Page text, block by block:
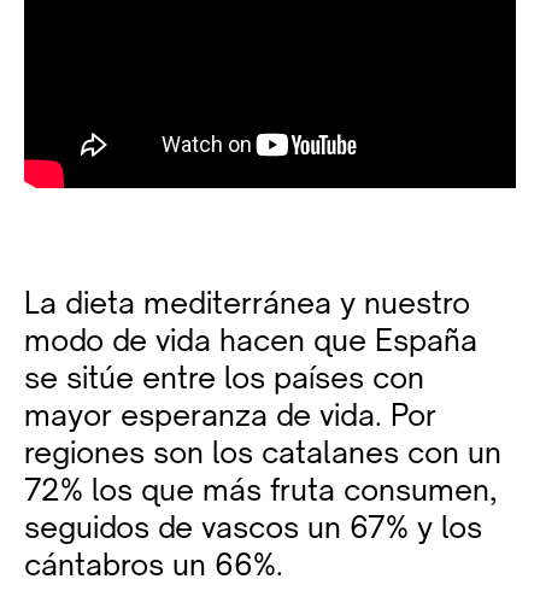
La dieta mediterránea y nuestro
modo de vida hacen que España
se sitúe entre los países con
mayor esperanza de vida. Por
regiones son los catalanes con un
72% los que más fruta consumen,
seguidos de vascos un 67% y los
cántabros un 66%.